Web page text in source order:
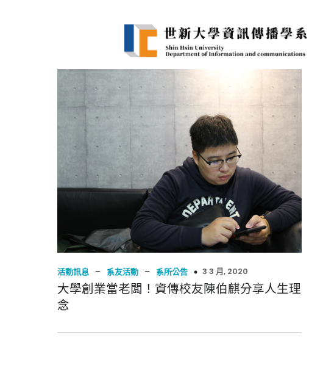
活動訊息 – 系友活動 – 系所公告 3 3 月, 2020
大學創業當老闆！資傳校友陳伯麒分享人生理
念